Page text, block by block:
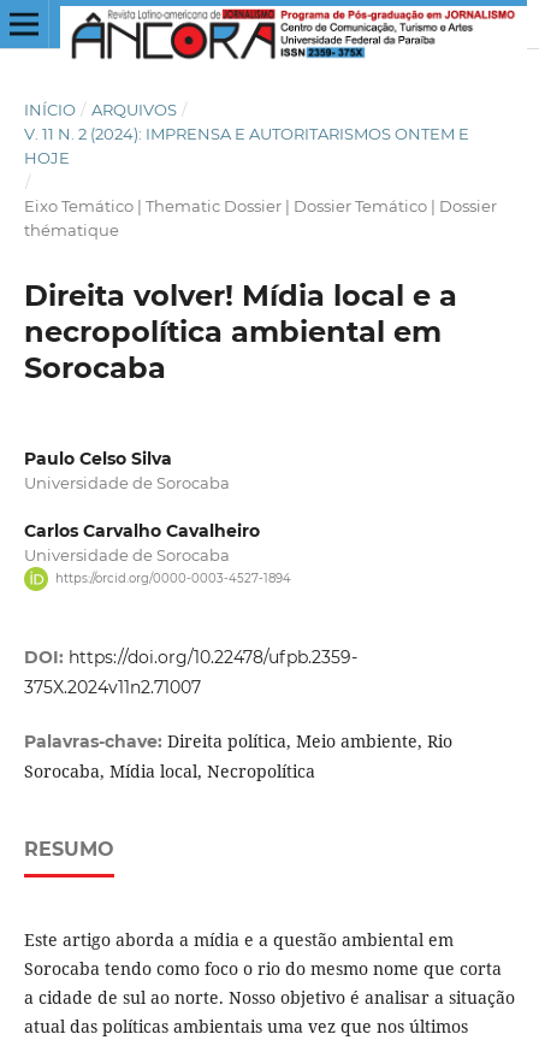
INÍCIO / ARQUIVOS /
V. 11 N. 2 (2024): IMPRENSA E AUTORITARISMOS ONTEM E
HOJE
/
Eixo Temático | Thematic Dossier | Dossier Temático | Dossier
thématique
Direita volver! Mídia local e a
necropolítica ambiental em
Sorocaba
Paulo Celso Silva
Universidade de Sorocaba
Carlos Carvalho Cavalheiro
Universidade de Sorocaba
https://orcid.org/0000-0003-4527-1894
DOI: https://doi.org/10.22478/ufpb.2359-
375X.2024v11n2.71007
Palavras-chave: Direita política, Meio ambiente, Rio
Sorocaba, Mídia local, Necropolítica
RESUMO
Este artigo aborda a mídia e a questão ambiental em
Sorocaba tendo como foco o rio do mesmo nome que corta
a cidade de sul ao norte. Nosso objetivo é analisar a situação
atual das políticas ambientais uma vez que nos últimos